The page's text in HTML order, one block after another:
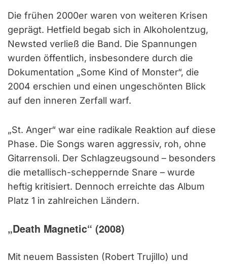
Die frühen 2000er waren von weiteren Krisen
geprägt. Hetfield begab sich in Alkoholentzug,
Newsted verließ die Band. Die Spannungen
wurden öffentlich, insbesondere durch die
Dokumentation „Some Kind of Monster“, die
2004 erschien und einen ungeschönten Blick
auf den inneren Zerfall warf.
„St. Anger“ war eine radikale Reaktion auf diese
Phase. Die Songs waren aggressiv, roh, ohne
Gitarrensoli. Der Schlagzeugsound – besonders
die metallisch-scheppernde Snare – wurde
heftig kritisiert. Dennoch erreichte das Album
Platz 1 in zahlreichen Ländern.
„Death Magnetic“ (2008)
Mit neuem Bassisten (Robert Trujillo) und